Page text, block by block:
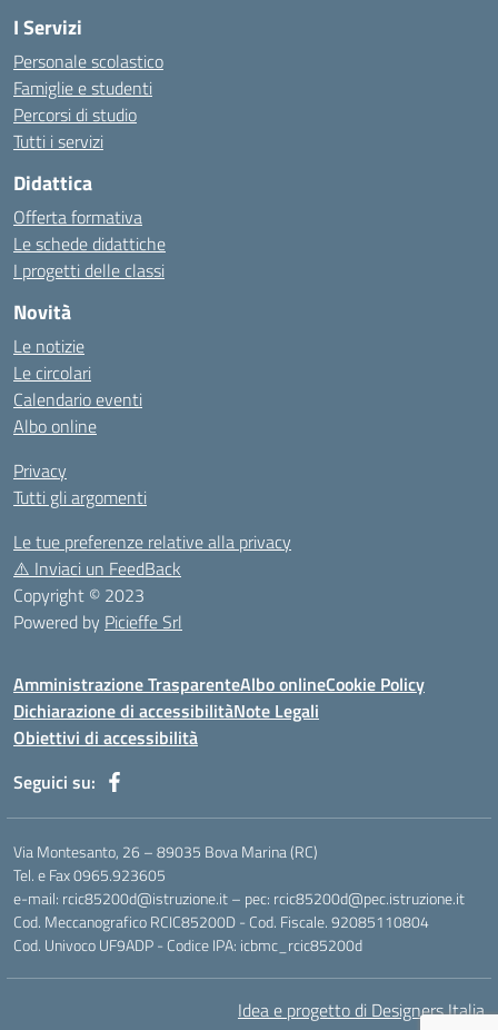
I Servizi
Personale scolastico
Famiglie e studenti
Percorsi di studio
Tutti i servizi
Didattica
Offerta formativa
Le schede didattiche
I progetti delle classi
Novità
Le notizie
Le circolari
Calendario eventi
Albo online
Privacy
Tutti gli argomenti
Le tue preferenze relative alla privacy
⚠️ Inviaci un FeedBack
Copyright © 2023
Powered by Picieffe Srl
Amministrazione TrasparenteAlbo onlineCookie Policy
Dichiarazione di accessibilitàNote Legali
Obiettivi di accessibilità
Seguici su:
Via Montesanto, 26 – 89035 Bova Marina (RC)
Tel. e Fax 0965.923605
e-mail: rcic85200d@istruzione.it – pec: rcic85200d@pec.istruzione.it
Cod. Meccanografico RCIC85200D - Cod. Fiscale. 92085110804
Cod. Univoco UF9ADP - Codice IPA: icbmc_rcic85200d
Idea e progetto di Designers Italia